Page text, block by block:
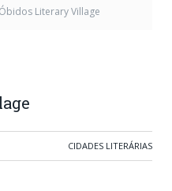
Óbidos Literary Village
CIDADES LITERÁRIAS